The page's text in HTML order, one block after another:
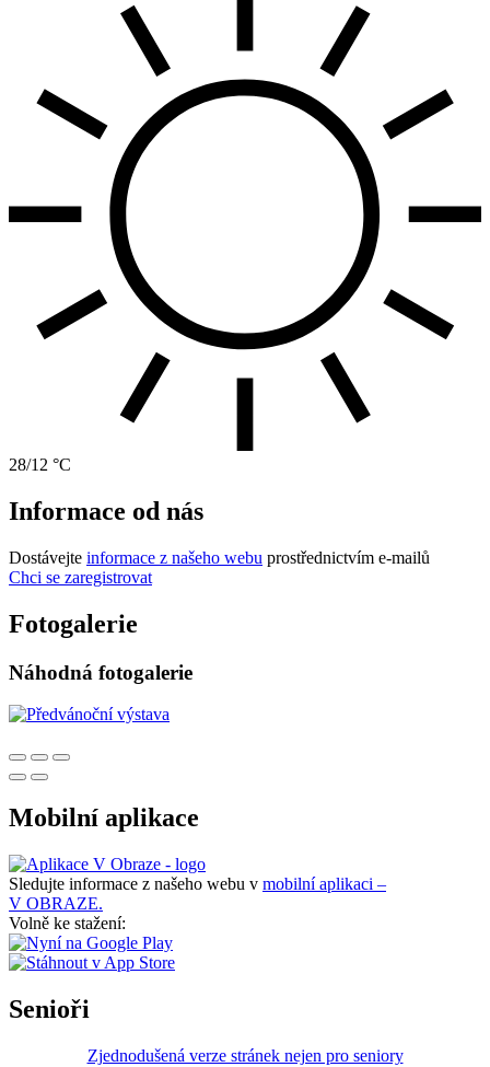
28/12 °C
Informace od nás
Dostávejte informace z našeho webu prostřednictvím e-mailů
Chci se zaregistrovat
Fotogalerie
Náhodná fotogalerie
Mobilní aplikace
Sledujte informace z našeho webu v mobilní aplikaci –
V OBRAZE.
Volně ke stažení:
Senioři
Zjednodušená verze stránek nejen pro seniory